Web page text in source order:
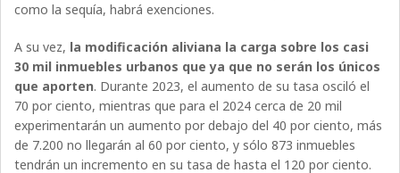
como la sequía, habrá exenciones.
A su vez, la modificación aliviana la carga sobre los casi
30 mil inmuebles urbanos que ya que no serán los únicos
que aporten. Durante 2023, el aumento de su tasa osciló el
70 por ciento, mientras que para el 2024 cerca de 20 mil
experimentarán un aumento por debajo del 40 por ciento, más
de 7.200 no llegarán al 60 por ciento, y sólo 873 inmuebles
tendrán un incremento en su tasa de hasta el 120 por ciento.